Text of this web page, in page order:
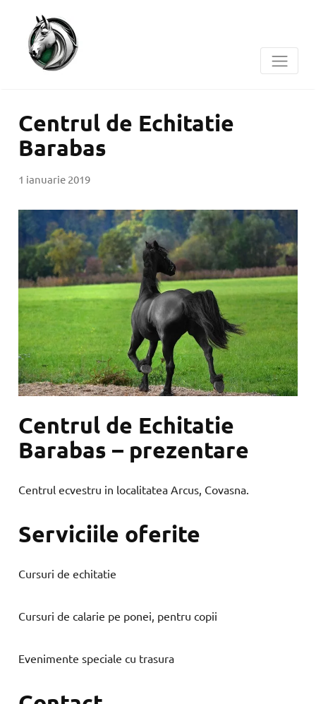
Centrul de Echitatie
Barabas
1 ianuarie 2019
Centrul de Echitatie
Barabas – prezentare
Centrul ecvestru in localitatea Arcus, Covasna.
Serviciile oferite
Cursuri de echitatie
Cursuri de calarie pe ponei, pentru copii
Evenimente speciale cu trasura